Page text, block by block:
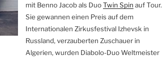
mit Benno Jacob als DuoTwin Spin auf Tour.
Sie gewannen einen Preis auf dem
Internationalen Zirkusfestival Izhevsk in
Russland, verzauberten Zuschauer in
Algerien, wurden Diabolo-Duo Weltmeister